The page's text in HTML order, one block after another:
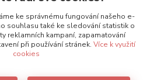
3
ke správnému fungování našeho e-
souhlasu také ke sledování statistik o
reklamních kampaní, zapamatování
při používání stránek. Více k využití
cookies